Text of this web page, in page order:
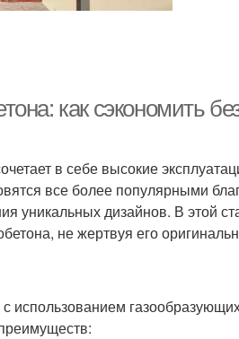
как сэкономить
в себе высокие
все более популярными
уникальных дизайнов. В этой
не жертвуя его
с использованием